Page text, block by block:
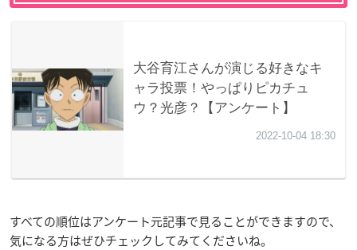
すべての順位はアンケート元記事で見ることができますので、
気になる方はぜひチェックしてみてくださいね。